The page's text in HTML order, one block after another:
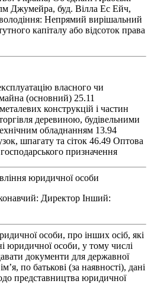
Джумейра, буд. Вілла Ес Ейч,
Непрямий вирішальний
капіталу або відсоток права
власного чи
(основний) 25.11
конструкцій і частин
деревиною, будівельними
обладнанням 13.94
шпагату та сіток 46.49 Оптова
призначення
юридичної особи
Директор Інший:
особи, про інших осіб, які
юридичної особи, у тому числі
документи для державної
по батькові (за наявності), дані
представництва юридичної